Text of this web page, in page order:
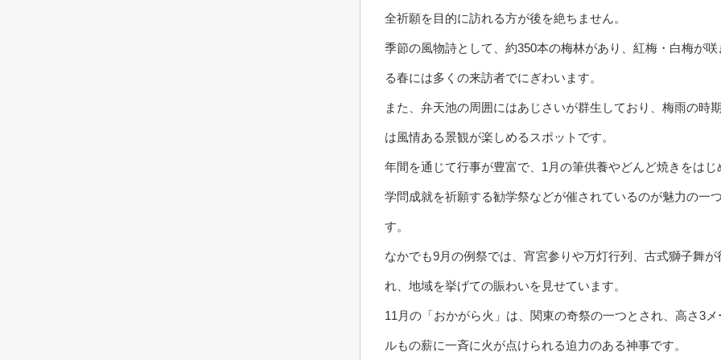
全祈願を目的に訪れる方が後を絶ちません。
季節の風物詩として、約350本の梅林があり、紅梅・白梅が咲
る春には多くの来訪者でにぎわいます。
また、弁天池の周囲にはあじさいが群生しており、梅雨の時
は風情ある景観が楽しめるスポットです。
年間を通じて行事が豊富で、1月の筆供養やどんど焼きをはじ
学問成就を祈願する勧学祭などが催されているのが魅力の一
す。
なかでも9月の例祭では、宵宮参りや万灯行列、古式獅子舞が
れ、地域を挙げての賑わいを見せています。
11月の「おかがら火」は、関東の奇祭の一つとされ、高さ3メ
ルもの薪に一斉に火が点けられる迫力のある神事です。